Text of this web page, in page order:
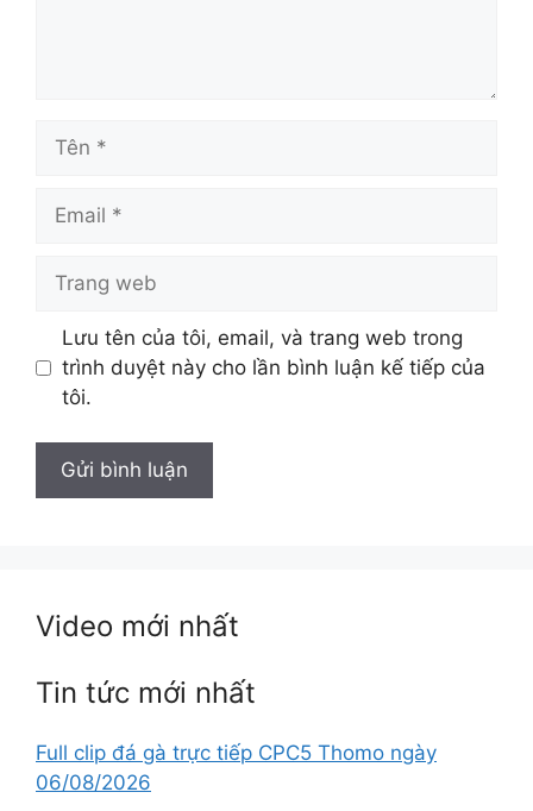
Lưu tên của tôi, email, và trang web trong
trình duyệt này cho lần bình luận kế tiếp của
tôi.
Video mới nhất
Tin tức mới nhất
Full clip đá gà trực tiếp CPC5 Thomo ngày
06/08/2026